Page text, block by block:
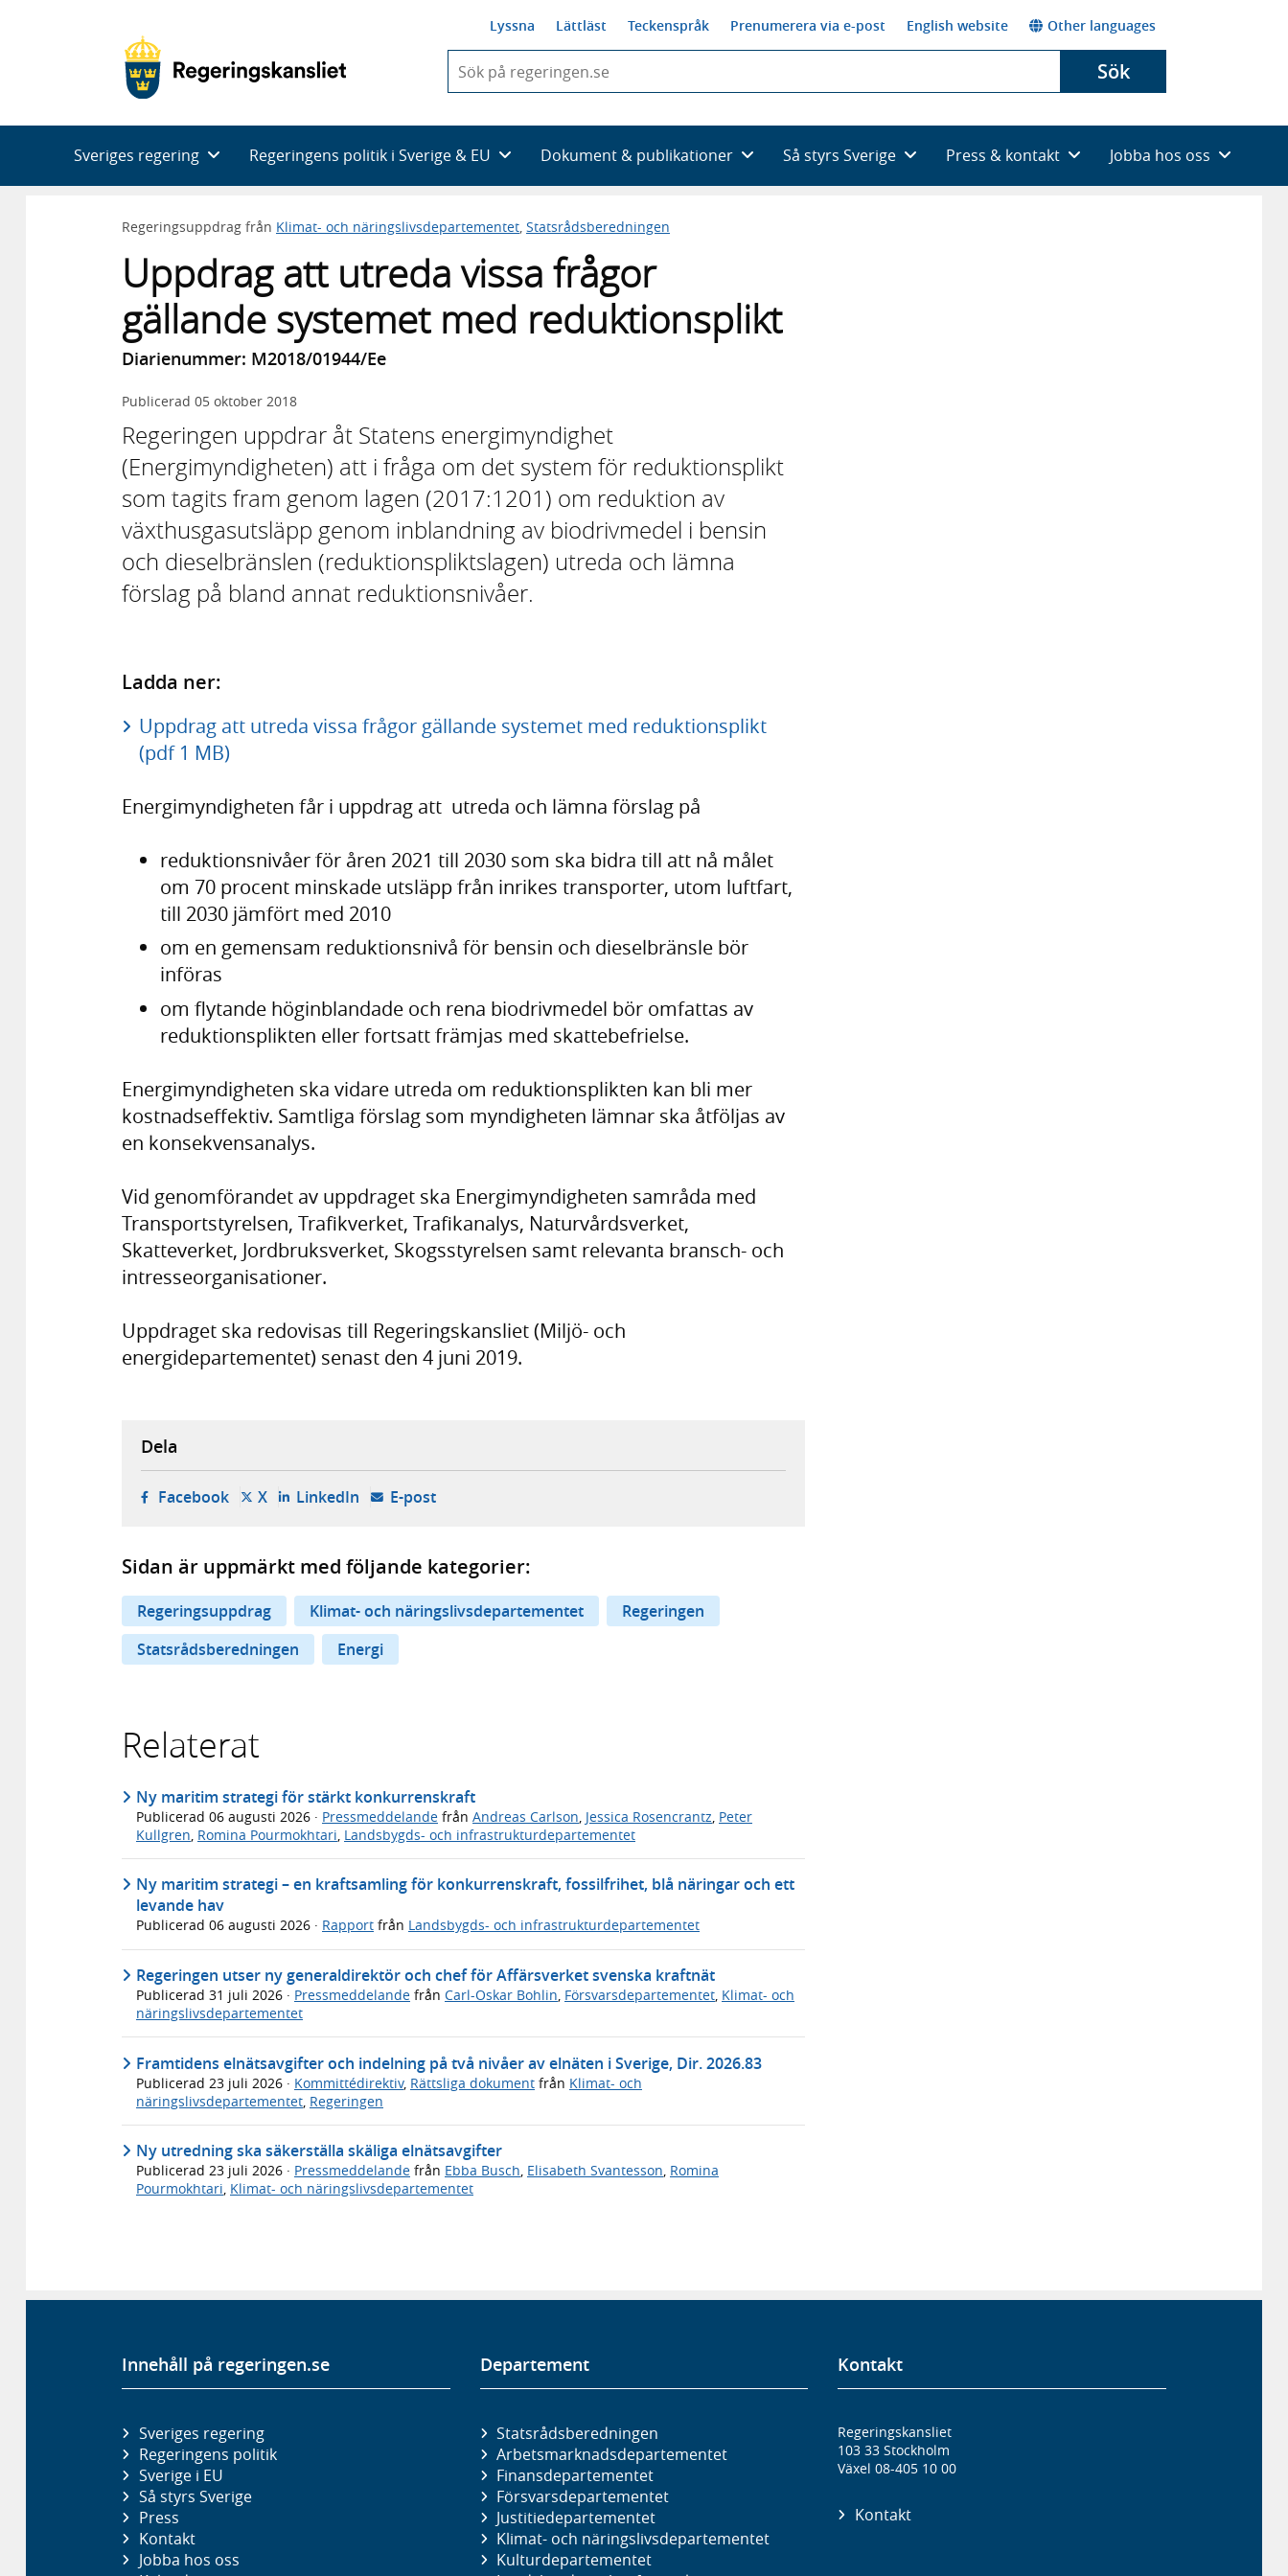
Lyssna Lättläst Teckenspråk Prenumerera via e-post English website Other languages
du
skriva
framträder
en
med
Sök
Sveriges regering Regeringens politik i Sverige & EU Dokument & publikationer Så styrs Sverige Press & kontakt Jobba hos oss
Regeringsuppdrag från Klimat- och näringslivsdepartementet Statsrådsberedningen
Uppdrag att utreda vissa frågor
gällande systemet med reduktionsplikt
Diarienummer: M2018/01944/Ee
Publicerad 05 oktober 2018
Regeringen uppdrar åt Statens energimyndighet
(Energimyndigheten) att i fråga om det system för reduktionsplikt
som tagits fram genom lagen (2017:1201) om reduktion av
växthusgasutsläpp genom inblandning av biodrivmedel i bensin
och dieselbränslen (reduktionspliktslagen) utreda och lämna
förslag på bland annat reduktionsnivåer.
Ladda ner:
Uppdrag att utreda vissa frågor gällande systemet med reduktionsplikt
(pdf 1 MB)
Energimyndigheten får i uppdrag att utreda och lämna förslag på
reduktionsnivåer för åren 2021 till 2030 som ska bidra till att nå målet
om 70 procent minskade utsläpp från inrikes transporter, utom luftfart,
till 2030 jämfört med 2010
om en gemensam reduktionsnivå för bensin och dieselbränsle bör
införas
om flytande höginblandade och rena biodrivmedel bör omfattas av
reduktionsplikten eller fortsatt främjas med skattebefrielse.
Energimyndigheten ska vidare utreda om reduktionsplikten kan bli mer
kostnadseffektiv. Samtliga förslag som myndigheten lämnar ska åtföljas av
en konsekvensanalys.
Vid genomförandet av uppdraget ska Energimyndigheten samråda med
Transportstyrelsen, Trafikverket, Trafikanalys, Naturvårdsverket,
Skatteverket, Jordbruksverket, Skogsstyrelsen samt relevanta bransch- och
intresseorganisationer.
Uppdraget ska redovisas till Regeringskansliet (Miljö- och
energidepartementet) senast den 4 juni 2019.
Dela
Facebook- öppnas i ny flik, extern webbplats,
X- öppnas i ny flik, extern webbplats,
LinkedIn- öppnas i ny flik, extern webbplats,
E-post- öppnar din e-postklient,
Sidan är uppmärkt med följande kategorier:
Regeringsuppdrag Klimat- och näringslivsdepartementet
Regeringen
Statsrådsberedningen
Energi
Relaterat
Ny maritim strategi för stärkt konkurrenskraft
Publicerad 06 augusti 2026 · Pressmeddelande från Andreas Carlson Jessica Rosencrantz Peter
Kullgren Romina Pourmokhtari Landsbygds- och infrastrukturdepartementet
Ny maritim strategi – en kraftsamling för konkurrenskraft, fossilfrihet, blå näringar och ett
levande hav
Publicerad 06 augusti 2026 · Rapport från Landsbygds- och infrastrukturdepartementet
Regeringen utser ny generaldirektör och chef för Affärsverket svenska kraftnät
Publicerad 31 juli 2026 · Pressmeddelande från Carl-Oskar Bohlin, Försvarsdepartementet, Klimat- och
näringslivsdepartementet
Framtidens elnätsavgifter och indelning på två nivåer av elnäten i Sverige, Dir. 2026.83
Publicerad 23 juli 2026 · Kommittédirektiv, Rättsliga dokument från Klimat- och
näringslivsdepartementet Regeringen
Ny utredning ska säkerställa skäliga elnätsavgifter
Publicerad 23 juli 2026 · Pressmeddelande från Ebba Busch, Elisabeth Svantesson, Romina
Pourmokhtari, Klimat- och näringslivsdepartementet
Innehåll på regeringen.se
Sveriges regering
Regeringens politik
Sverige i EU
Så styrs Sverige
Press
Kontakt
Jobba hos oss
Departement
Statsrådsberedningen
Arbetsmarknads­departementet
Finans­departementet
Försvars­departementet
Justitie­departementet
Klimat- och näringslivs­departementet
Kultur­departementet
Kontakt
Regeringskansliet
103 33 Stockholm
Växel 08-405 10 00
Kontakt